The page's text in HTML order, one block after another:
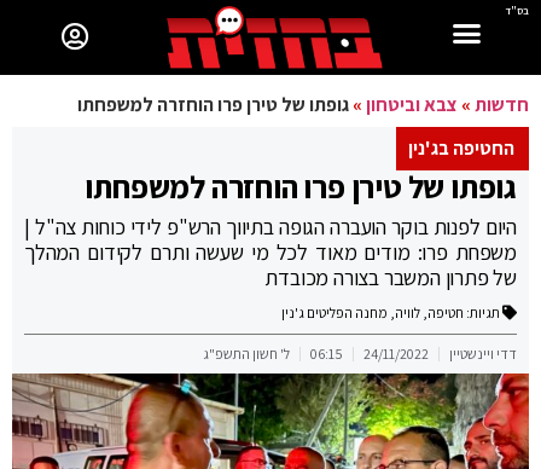
בס"ד
חדשות» צבא וביטחון»גופתו של טירן פרו הוחזרה למשפחתו
החטיפה בג'נין
גופתו של טירן פרו הוחזרה למשפחתו
היום לפנות בוקר הועברה הגופה בתיווך הרש"פ לידי כוחות צה"ל |
משפחת פרו: מודים מאוד לכל מי שעשה ותרם לקידום המהלך
של פתרון המשבר בצורה מכובדת
תגיות: חטיפה, לוויה, מחנה הפליטים ג'נין
דדי ויינשטיין 24/11/2022
06:15 ל' חשון התשפ"ג